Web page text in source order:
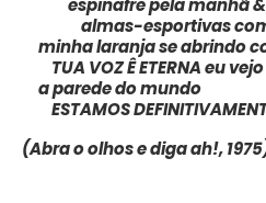
almas-esportivas com
minha laranja se abrindo
TUA VOZ Ê ETERNA eu
a parede do mundo
ESTAMOS
(Abra o olhos e digaah!,